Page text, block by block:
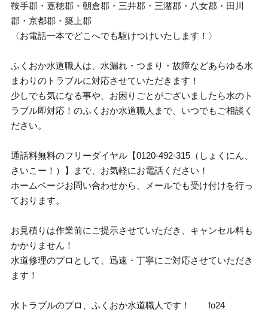
鞍手郡・嘉穂郡・朝倉郡・三井郡・三潴郡・八女郡・田川
郡・京都郡・築上郡
〈お電話一本でどこへでも駆けつけいたします！〉
ふくおか水道職人は、水漏れ・つまり・故障などあらゆる水
まわりのトラブルに対応させていただきます！
少しでも気になる事や、お困りごとがございましたら水のト
ラブル即対応！のふくおか水道職人まで、いつでもご相談く
ださい。
通話料無料のフリーダイヤル【0120-492-315（しょくにん、
さいこー！）】まで、お気軽にお電話ください！
ホームページお問い合わせから、メールでも受け付けを行っ
ております。
お見積りは作業前にご提示させていただき、キャンセル料も
かかりません！
水道修理のプロとして、迅速・丁寧にご対応させていただき
ます！
水トラブルのプロ、ふくおか水道職人です！ fo24